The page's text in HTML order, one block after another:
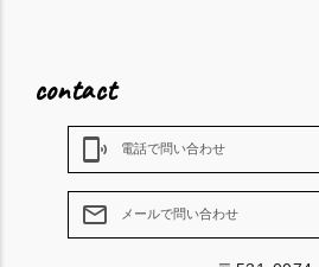
contact
phonelink_ring 電話で問い合わせ
mail_outline メールで問い合わせ